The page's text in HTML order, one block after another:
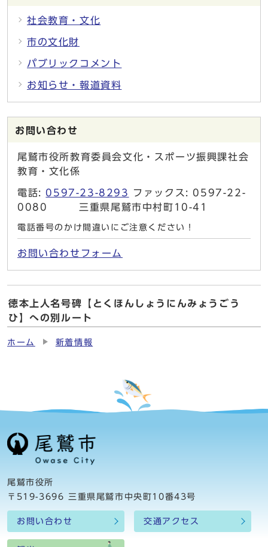
社会教育・文化
市の文化財
パブリックコメント
お知らせ・報道資料
お問い合わせ
尾鷲市役所教育委員会文化・スポーツ振興課社会
教育・文化係
電話: 0597-23-8293
ファックス: 0597-22-
0080 三重県尾鷲市中村町10-41
電話番号のかけ間違いにご注意ください！
お問い合わせフォーム
徳本上人名号碑【とくほんしょうにんみょうごう
ひ】への別ルート
ホーム 新着情報
尾鷲市役所
〒519-3696 三重県尾鷲市中央町10番43号
お問い合わせ 交通アクセス